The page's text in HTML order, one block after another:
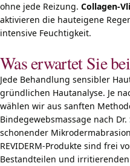
ohne jede Reizung. Collagen-
aktivieren die hauteigene
intensive Feuchtigkeit.
Was erwartet Sie
Jede Behandlung sensibler
gründlichen Hautanalyse. Je
wählen wir aus sanften
Bindegewebsmassage nach
schonender
REVIDERM-Produkte sind frei
Bestandteilen und